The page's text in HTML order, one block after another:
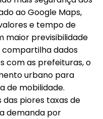
ao Google Maps,
e tempo de
maior previsibilidade
compartilha dados
com as prefeituras, o
urbano para
de mobilidade.
das piores taxas de
demanda por